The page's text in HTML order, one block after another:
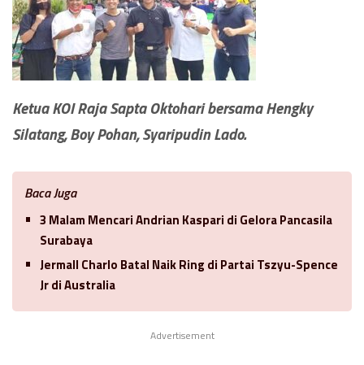
Ketua KOI Raja Sapta Oktohari bersama Hengky
Silatang, Boy Pohan, Syaripudin Lado.
Baca Juga
3 Malam Mencari Andrian Kaspari di Gelora Pancasila
Surabaya
Jermall Charlo Batal Naik Ring di Partai Tszyu-Spence
Jr di Australia
Advertisement